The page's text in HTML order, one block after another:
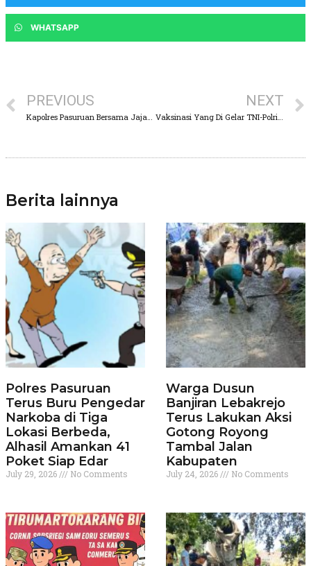
WHATSAPP
PREVIOUS NEXT
Berita lainnya
Polres Pasuruan
Terus Buru Pengedar
Narkoba di Tiga
Lokasi Berbeda,
Alhasil Amankan 41
Poket Siap Edar
July 29, 2026 No Comments
Warga Dusun
Banjiran Lebakrejo
Terus Lakukan Aksi
Gotong Royong
Tambal Jalan
Kabupaten
July 24, 2026 No Comments